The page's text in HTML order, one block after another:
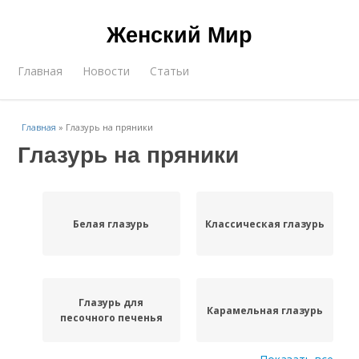
Женский Мир
Главная Новости Статьи
Главная » Глазурь на пряники
Глазурь на пряники
Белая глазурь Классическая глазурь
Глазурь для
песочного печенья
Карамельная глазурь